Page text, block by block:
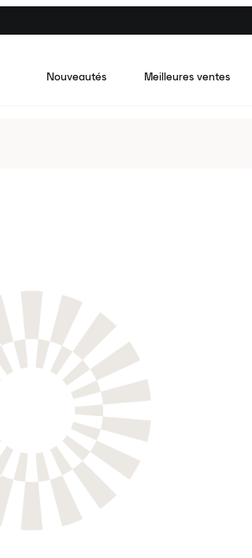
Nouveautés Meilleures ventes